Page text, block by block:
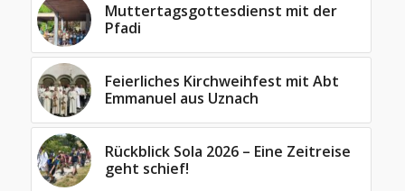
Muttertagsgottesdienst mit der
Pfadi
Feierliches Kirchweihfest mit Abt
Emmanuel aus Uznach
Rückblick Sola 2026 – Eine Zeitreise
geht schief!